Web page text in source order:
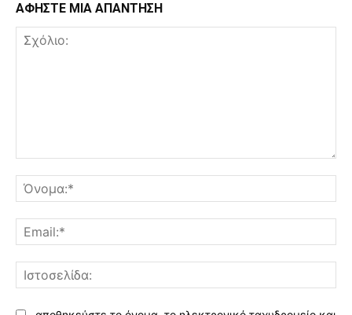
ΑΦΗΣΤΕ ΜΙΑ ΑΠΑΝΤΗΣΗ